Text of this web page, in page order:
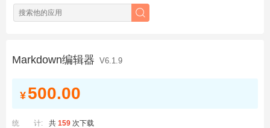
Markdown编辑器 V6.1.9
¥ 500.00
统 计: 共 159 次下载